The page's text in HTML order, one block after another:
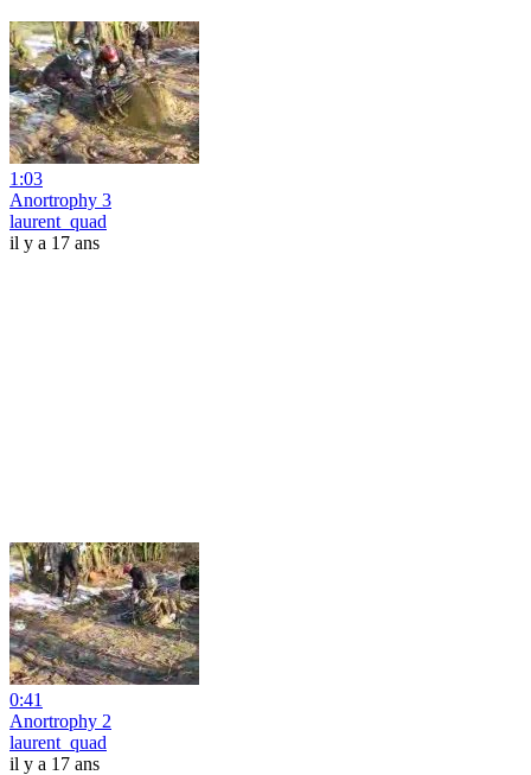
1:03
Anortrophy 3
laurent_quad
il y a 17 ans
0:41
Anortrophy 2
laurent_quad
il y a 17 ans